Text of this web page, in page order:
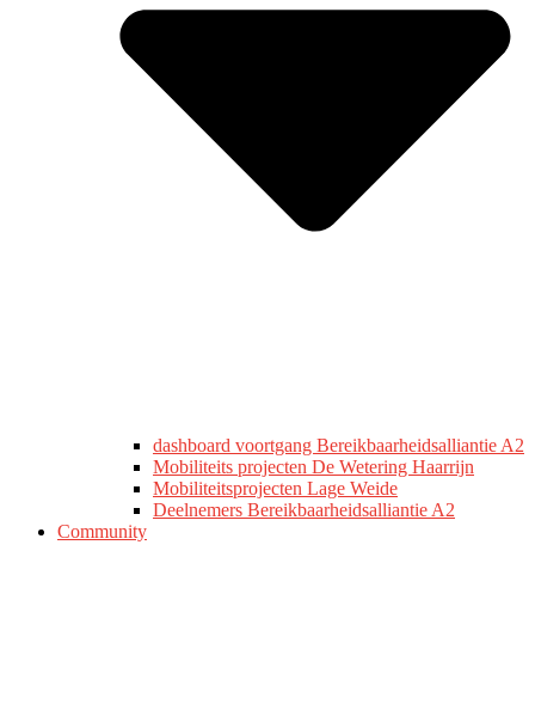
dashboard voortgang Bereikbaarheidsalliantie A2
Mobiliteits projecten De Wetering Haarrijn
Mobiliteitsprojecten Lage Weide
Deelnemers Bereikbaarheidsalliantie A2
Community